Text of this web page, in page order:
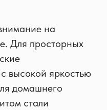
на
Для просторных
высокой яркостью
домашнего
стали